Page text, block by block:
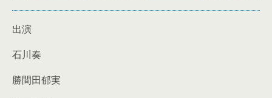
出演
石川奏
勝間田郁実